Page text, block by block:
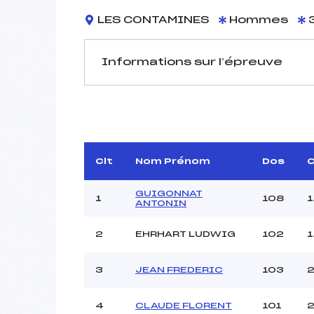
LES CONTAMINES Hommes
Informations sur l’épreuve
D.T Adjoint :
Dir. Epreuve :
Pénalité appliquée :
Clt Nom Prénom Dos
1
GUIGONNAT
ANTONIN
108
2 EHRHART LUDWIG 102
3 JEAN FREDERIC 103
4 CLAUDE FLORENT 101